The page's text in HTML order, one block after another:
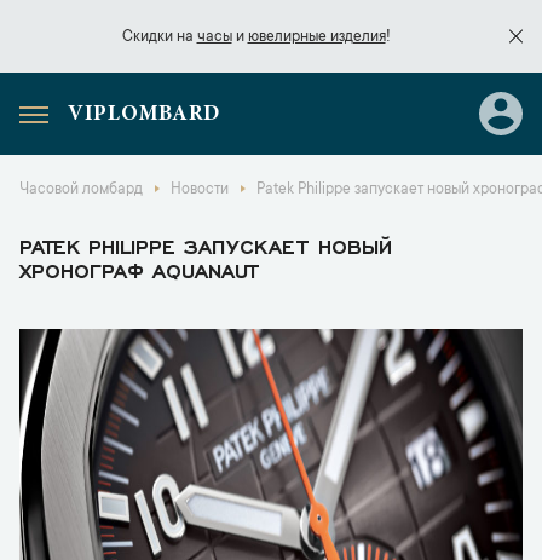
Скидки на часыи ювелирные изделия!
Скидки начасы
VIPLOMBARD
Часовой ломбард Новости Patek Philippe запускает новый
PATEK PHILIPPE ЗАПУСКАЕТ НОВЫЙ
ХРОНОГРАФ AQUANAUT